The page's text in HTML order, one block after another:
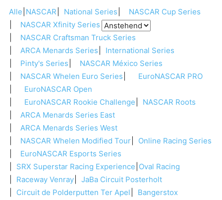
Alle NASCAR National Series
NASCAR Cup Series
NASCAR Xfinity Series
NASCAR Craftsman Truck Series
ARCA Menards Series
International Series
Pinty's Series
NASCAR México Series
NASCAR Whelen Euro Series
EuroNASCAR PRO
EuroNASCAR Open
EuroNASCAR Rookie Challenge
NASCAR Roots
ARCA Menards Series East
ARCA Menards Series West
NASCAR Whelen Modified Tour
Online Racing Series
EuroNASCAR Esports Series
SRX Superstar Racing Experience Oval Racing
Raceway Venray
JaBa Circuit Posterholt
Circuit de Polderputten Ter Apel
Bangerstox